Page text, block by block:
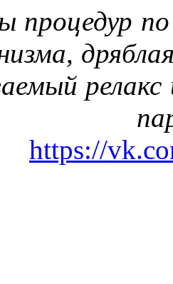
процедур
https://